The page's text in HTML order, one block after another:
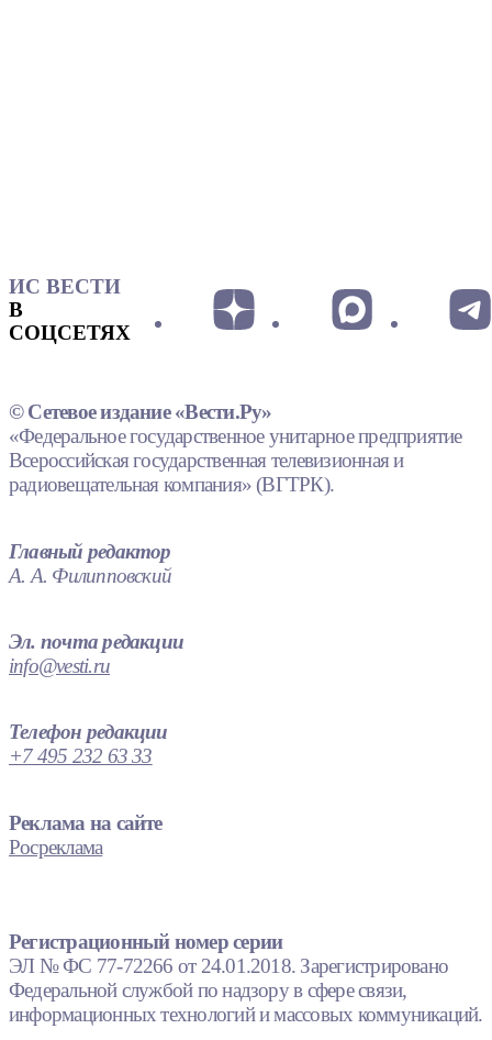
ИС ВЕСТИ
В
СОЦСЕТЯХ
© Сетевое издание «Вести.Ру»
«Федеральное государственное унитарное предприятие
Всероссийская государственная телевизионная и
радиовещательная компания» (ВГТРК).
Главный редактор
А. А. Филипповский
Эл. почта редакции
info@vesti.ru
Телефон редакции
+7 495 232 63 33
Реклама на сайте
Росреклама
Регистрационный номер серии
ЭЛ № ФС 77-72266 от 24.01.2018. Зарегистрировано
Федеральной службой по надзору в сфере связи,
информационных технологий и массовых коммуникаций.